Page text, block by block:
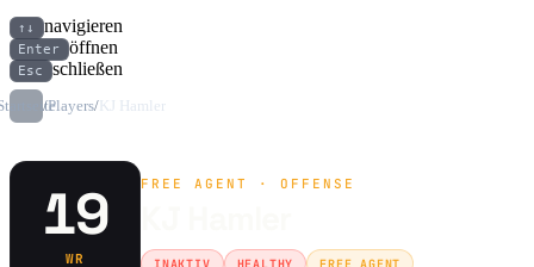
↑↓ navigieren
Enter öffnen
Esc schließen
/Players/KJ Hamler
19
WR
FREE AGENT · OFFENSE
INAKTIV HEALTHY FREE AGENT